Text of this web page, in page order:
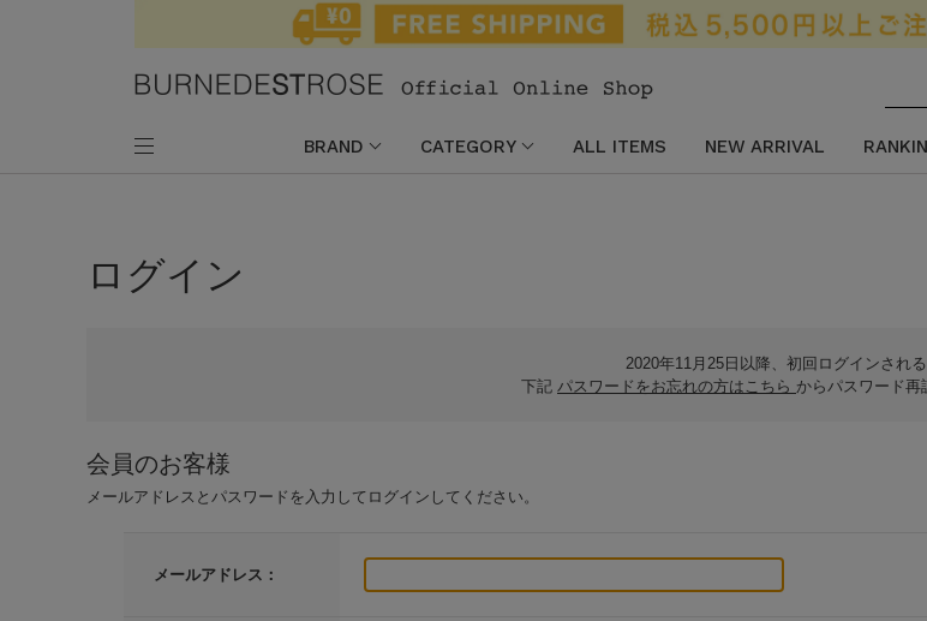
BRAND CATEGORY ALL ITEMS NEW ARRIVAL
ログイン
2020年11月25日以降、初回ログインされ
下記 パスワードをお忘れの方はこちら からパスワード再
会員のお客様
メールアドレスとパスワードを入力してログインしてください。
メールアドレス：